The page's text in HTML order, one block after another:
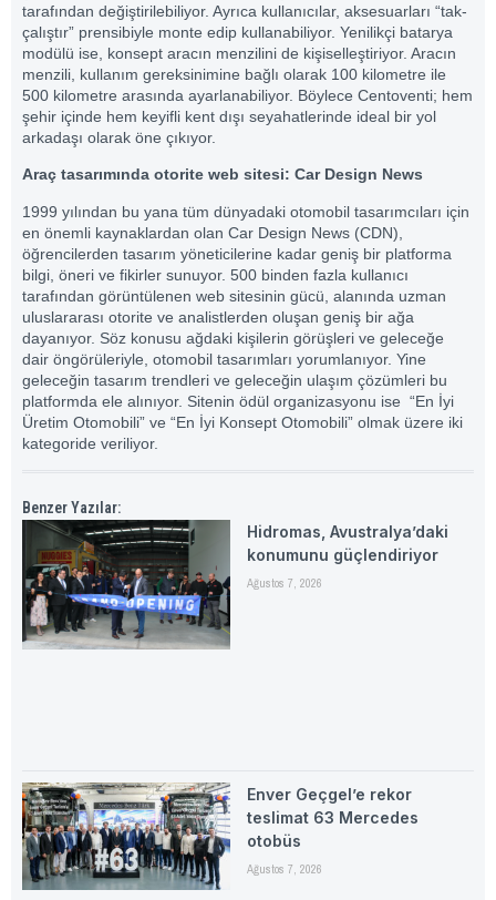
tarafından değiştirilebiliyor. Ayrıca kullanıcılar, aksesuarları “tak-
çalıştır” prensibiyle monte edip kullanabiliyor. Yenilikçi batarya
modülü ise, konsept aracın menzilini de kişiselleştiriyor. Aracın
menzili, kullanım gereksinimine bağlı olarak 100 kilometre ile
500 kilometre arasında ayarlanabiliyor. Böylece Centoventi; hem
şehir içinde hem keyifli kent dışı seyahatlerinde ideal bir yol
arkadaşı olarak öne çıkıyor.
Araç tasarımında otorite web sitesi: Car Design News
1999 yılından bu yana tüm dünyadaki otomobil tasarımcıları için
en önemli kaynaklardan olan Car Design News (CDN),
öğrencilerden tasarım yöneticilerine kadar geniş bir platforma
bilgi, öneri ve fikirler sunuyor. 500 binden fazla kullanıcı
tarafından görüntülenen web sitesinin gücü, alanında uzman
uluslararası otorite ve analistlerden oluşan geniş bir ağa
dayanıyor. Söz konusu ağdaki kişilerin görüşleri ve geleceğe
dair öngörüleriyle, otomobil tasarımları yorumlanıyor. Yine
geleceğin tasarım trendleri ve geleceğin ulaşım çözümleri bu
platformda ele alınıyor. Sitenin ödül organizasyonu ise “En İyi
Üretim Otomobili” ve “En İyi Konsept Otomobili” olmak üzere iki
kategoride veriliyor.
Benzer Yazılar:
Hidromas, Avustralya’daki
konumunu güçlendiriyor
Ağustos 7, 2026
Enver Geçgel’e rekor
teslimat 63 Mercedes
otobüs
Ağustos 7, 2026